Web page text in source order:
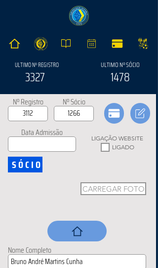
ULTIMO Nº REGISTRO
3327
ULTIMO Nº SÓCIO
1478
Nº Registro Nº Sócio
Data Admissão
LIGAÇÃO WEBSITE
LIGADO
SÓCIO
CARREGAR FOTO
Nome Completo